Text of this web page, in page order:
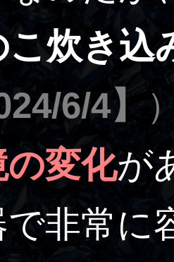
こ炊き
6/4】
変化が
非常に